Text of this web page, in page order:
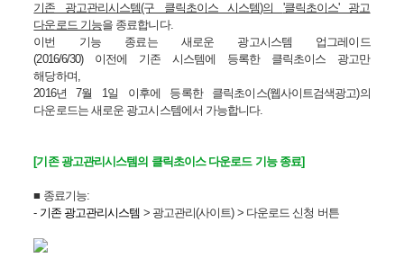
기존 광고관리시스템(구 클릭초이스 시스템)의 '클릭초이스' 광고
다운로드 기능을 종료합니다.
이번 기능 종료는 새로운 광고시스템 업그레이드
(2016/6/30)이전에 기존 시스템에 등록한 클릭초이스 광고만
해당하며,
2016년 7월 1일 이후에 등록한 클릭초이스(웹사이트검색광고)의
다운로드는 새로운 광고시스템에서 가능합니다.
[기존 광고관리시스템의 클릭초이스 다운로드 기능 종료]
■ 종료기능:
- 기존 광고관리시스템 > 광고관리(사이트) > 다운로드 신청 버튼